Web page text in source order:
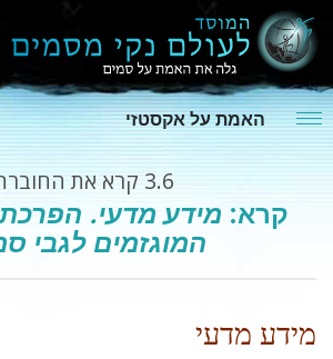
האמת על אקסטזי
3.6 קרא את
קרא: מידע מדעי.
המוגזמים לגבי
מידע מדעי